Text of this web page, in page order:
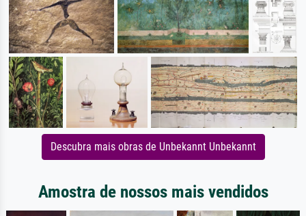
Descubra mais obras de Unbekannt Unbekannt
Amostra de nossos mais vendidos